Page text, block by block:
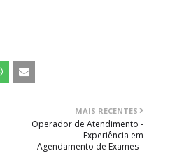
MAIS RECENTES
Operador de Atendimento -
Experiência em
Agendamento de Exames -